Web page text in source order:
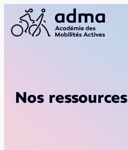
Nos ressources